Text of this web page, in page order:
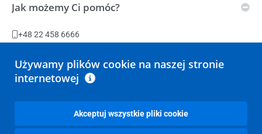
Warunki dostawy
Oświadczenie w sprawie ustawy dotyczącej niewolnictwa
Centrum automatyzacji
Zakłady produkcyjne
Oferty pracy
Jak możemy Ci pomóc?
+48 22 458 6666
Wszystkie opcje kontaktu
Używamy plików cookie na naszej stronie
internetowej
Akceptuj wszystkie pliki cookie